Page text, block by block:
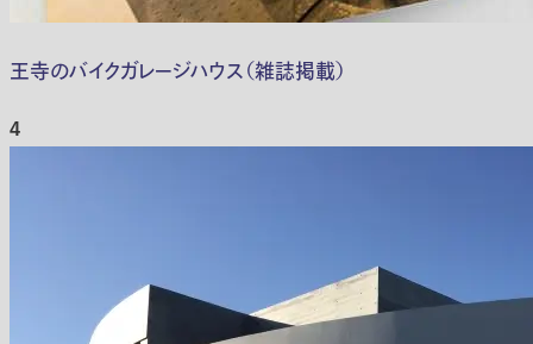
王寺のバイクガレージハウス（雑誌掲載）
4